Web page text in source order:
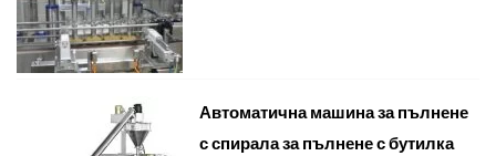
Автоматична машина за пълнене
с спирала за пълнене с бутилка